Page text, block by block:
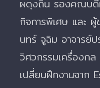
ผดุงถิ่น รองคณบดี
กิจการพิเศษ และ ผู้
นทร์ จูฉิม อาจารย์ป
วิศวกรรมเครื่องก
เปลี่ยนฝึกงานจาก